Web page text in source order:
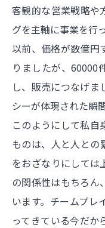
客観的な営業戦略や
グを主軸に事業を行
以前、価格が数億円
りましたが、60000
し、販売につなげま
シーが体現された瞬
このようにして私自
ものは、人と人との
をおざなりにしては
の関係性はもちろん
います。チームプレ
ってきている今だか